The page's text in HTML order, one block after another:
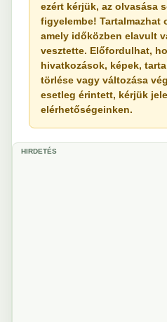
ezért kérjük, az olvasása
figyelembe! Tartalmazhat
amely időközben elavult
vesztette. Előfordulhat,
hivatkozások, képek,
törlése vagy változása
esetleg érintett, kérjük
elérhetőségeinken.
HIRDETÉS